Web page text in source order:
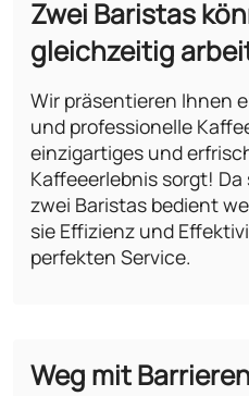
Zwei Baristas
gleichzeitig
Wir präsentieren Ihnen
und professionelle
einzigartiges und
Kaffeeerlebnis sorgt!
zwei Baristas bedient
sie Effizienz und
perfekten Service.
Weg mit